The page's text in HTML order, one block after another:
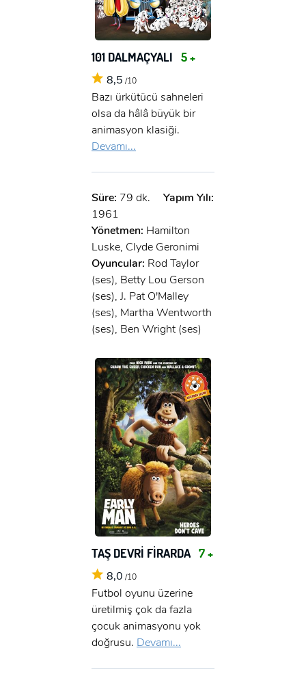
Beni Hatırla Şifremi Unuttum ?
E-Posta:
Şifre:
ÜYE OL
101 DALMAÇYALI 5 +
8,5 /10
Bazı ürkütücü sahneleri
olsa da hâlâ büyük bir
animasyon klasiği.
Devamı...
Süre: 79 dk.
Yapım Yılı:
1961
Yönetmen: Hamilton
Luske, Clyde Geronimi
Oyuncular: Rod Taylor
(ses), Betty Lou Gerson
(ses), J. Pat O'Malley
(ses), Martha Wentworth
(ses), Ben Wright (ses)
TAŞ DEVRİ FİRARDA 7 +
8,0 /10
Futbol oyunu üzerine
üretilmiş çok da fazla
çocuk animasyonu yok
doğrusu. Devamı...